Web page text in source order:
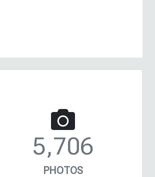
5,706
PHOTOS